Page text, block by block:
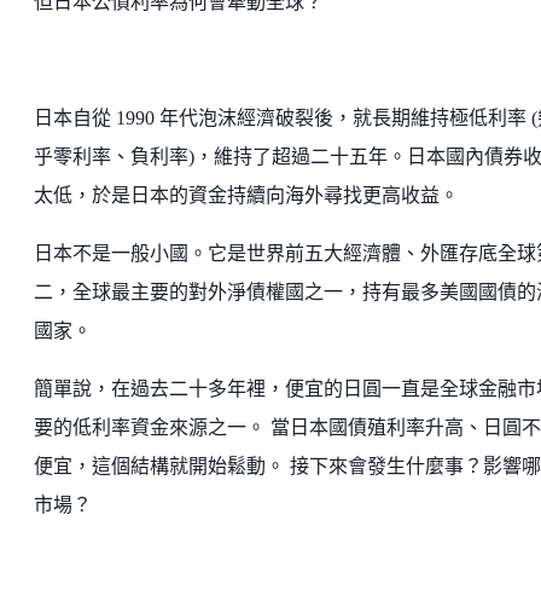
日本自從 1990 年代泡沫經濟破裂後，就長期維持極低利率
乎零利率、負利率)，維持了超過二十五年。日本國內債券
太低，於是日本的資金持續向海外尋找更高收益。
日本不是一般小國。它是世界前五大經濟體、外匯存底全球
二，全球最主要的對外淨債權國之一，持有最多美國國債的
國家。
簡單說，在過去二十多年裡，便宜的日圓一直是全球金融市
要的低利率資金來源之一。 當日本國債殖利率升高、日圓
便宜，這個結構就開始鬆動。 接下來會發生什麼事？影響
市場？